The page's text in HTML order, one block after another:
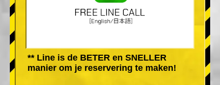
** Line is de BETER en SNELLER
manier om je reservering te maken!